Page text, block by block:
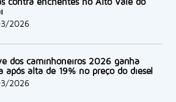
2026
dos caminhoneiros 2026 ganha
após alta de 19% no preço do diesel
2026